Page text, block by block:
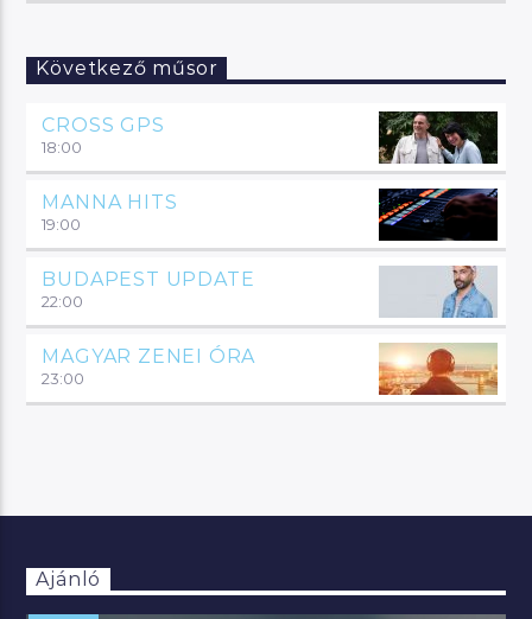
Következő műsor
CROSS GPS
18:00
MANNA HITS
19:00
BUDAPEST UPDATE
22:00
MAGYAR ZENEI ÓRA
23:00
Ajánló